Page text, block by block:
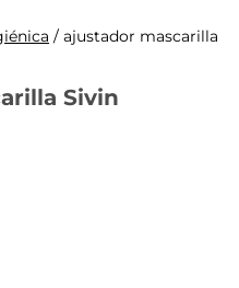
/ ajustador mascarilla
Sivin